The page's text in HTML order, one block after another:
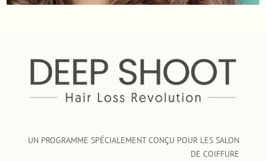
UN PROGRAMME SPÉCIALEMENT CONÇU POUR LES SALON
DE COIFFURE